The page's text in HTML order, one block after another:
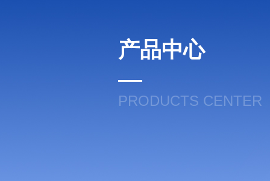
产品中心
PRODUCTS CENTER